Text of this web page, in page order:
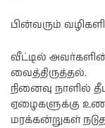
பின்வரும்
வீட்டில்
வைத்திருத்தல்.
நினைவு நாளில்
ஏழைகளுக்கு
மரக்கன்றுகள்